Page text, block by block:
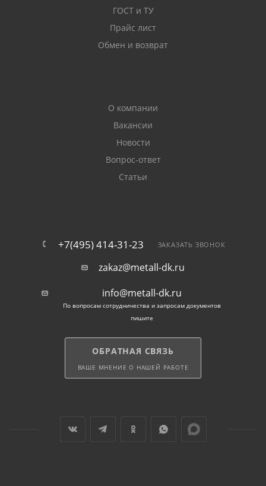
ГОСТ и ТУ
Прайс лист
Обмен и возврат
О компании
Вакансии
Новости
Вопрос-ответ
Статьи
+7(495) 414-31-23 ЗАКАЗАТЬ ЗВОНОК
zakaz@metall-dk.ru
info@metall-dk.ru
По вопросам сотрудничества и запросам документов
пишите
ОБРАТНАЯ СВЯЗЬ
ВАШЕ МНЕНИЕ О НАШЕЙ РАБОТЕ